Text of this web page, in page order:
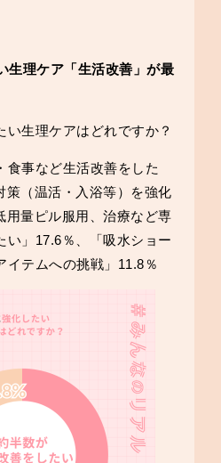
生理ケア「生活改善」が最
い生理ケアはどれですか？
食事など生活改善をした
策（温活・入浴等）を強化
用量ピル服用、治療など専
い」17.6％、「吸水ショー
イテムへの挑戦」11.8％